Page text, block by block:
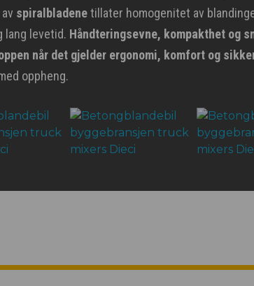
spiralbladenetillater homogenitet av
lang levetid. Håndteringsevne, kompakthet og
når det gjelder ergonomi, komfort og
oppheng.